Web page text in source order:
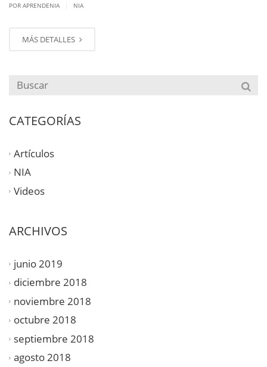
POR APRENDENIA NIA
MÁS DETALLES
CATEGORÍAS
Artículos
NIA
Videos
ARCHIVOS
junio 2019
diciembre 2018
noviembre 2018
octubre 2018
septiembre 2018
agosto 2018